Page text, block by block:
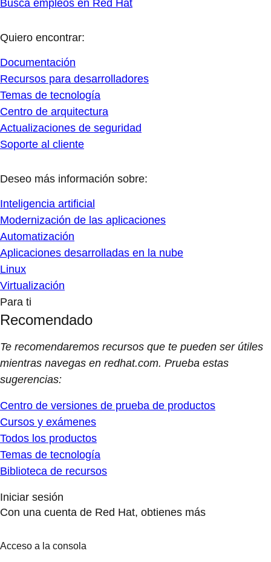
Busca empleos en Red Hat
Quiero encontrar:
Documentación
Recursos para desarrolladores
Temas de tecnología
Centro de arquitectura
Actualizaciones de seguridad
Soporte al cliente
Deseo más información sobre:
Inteligencia artificial
Modernización de las aplicaciones
Automatización
Aplicaciones desarrolladas en la nube
Linux
Virtualización
Para ti
Recomendado
Te recomendaremos recursos que te pueden ser útiles
mientras navegas en redhat.com. Prueba estas
sugerencias:
Centro de versiones de prueba de productos
Cursos y exámenes
Todos los productos
Temas de tecnología
Biblioteca de recursos
Iniciar sesión
Con una cuenta de Red Hat, obtienes más
Acceso a la consola